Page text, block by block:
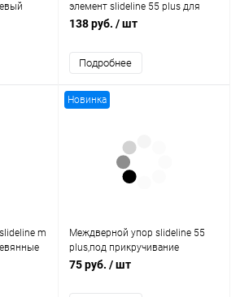
элемент slideline 55 plus для
вкладной двери 9103718 Hettich
138 руб. / шт
Подробнее
m
Новинка
Междверной упор slideline 55
plus,под прикручивание
9102993 Hettich
75 руб. / шт